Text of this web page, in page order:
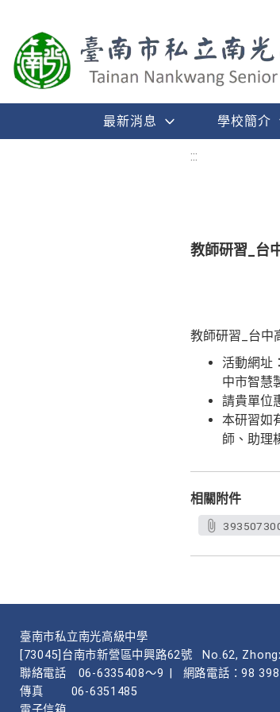
最新消息 學校簡介
:::
教師研習_台
教師研習_台中
活動網址
中市智慧
請貴單位
本研習如
師、助理
相關附件
臺南市私立南光高級中學
[73045]台南市新營區中興路62號
No.62,
聯絡電話
06-6335408～9
網路電話：98
傳真
06-6351485